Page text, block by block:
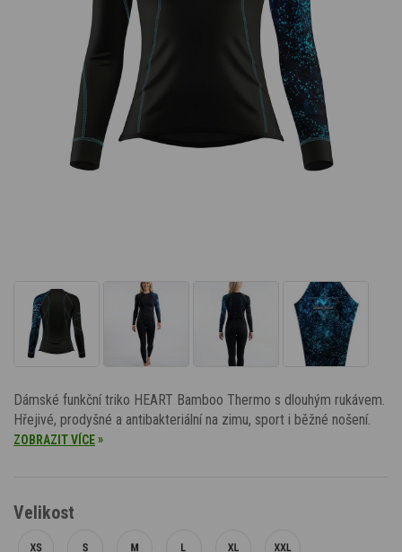
Dámské funkční triko HEART Bamboo Thermo s dlouhým rukávem.
Hřejivé, prodyšné a antibakteriální na zimu, sport i běžné nošení.
ZOBRAZIT VÍCE»
Velikost